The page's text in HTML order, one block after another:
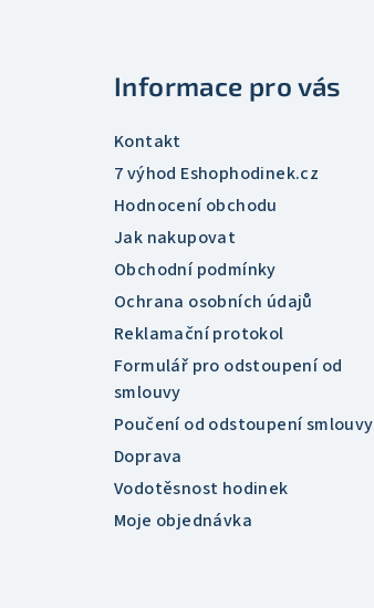
Informace pro vás
Kontakt
7 výhod Eshophodinek.cz
Hodnocení obchodu
Jak nakupovat
Obchodní podmínky
Ochrana osobních údajů
Reklamační protokol
Formulář pro odstoupení od
smlouvy
Poučení od odstoupení smlouvy
Doprava
Vodotěsnost hodinek
Moje objednávka